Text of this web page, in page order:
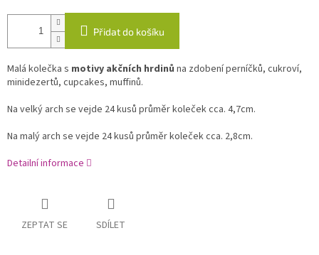
Přidat do košíku
Malá kolečka s motivy akčních hrdinů na zdobení perníčků, cukroví,
minidezertů, cupcakes, muffinů.
Na velký arch se vejde 24 kusů průměr koleček cca. 4,7cm.
Na malý arch se vejde 24 kusů průměr koleček cca. 2,8cm.
Detailní informace
ZEPTAT SE SDÍLET